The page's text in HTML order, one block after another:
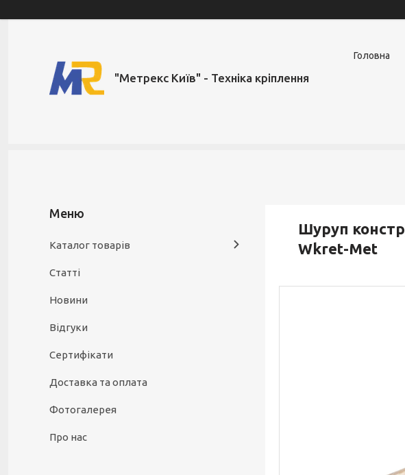
"Метрекс Київ" - Техніка кріплення
Головна
Шуруп
Wkret-Met
Каталог товарів
Статті
Новини
Відгуки
Сертифікати
Доставка та оплата
Фотогалерея
Про нас